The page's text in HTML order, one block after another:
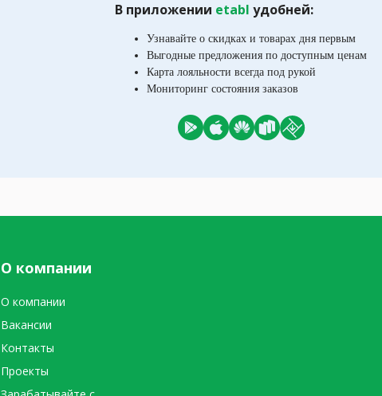
В приложении etabl удобней:
Узнавайте о скидках и товарах дня первым
Выгодные предложения по доступным ценам
Карта лояльности всегда под рукой
Мониторинг состояния заказов
О компании
О компании
Вакансии
Контакты
Проекты